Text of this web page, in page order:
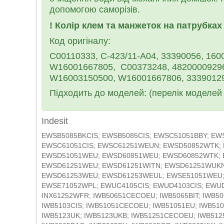
допомогою саморізів.
! Колір клем та манжеток на
Код оригіналу:
C00110333, C-423/11-A04, 33390056,
W16001667805, C00373248,
W16003150500, W16001667806,
Підходить до моделей: (перелік
Indesit
EWSB5085BKCIS; EWSB5085CIS; EWSC51051BBY; EWSC51051BCIS; EWSC51051BKCIS; EWSC51051WEUN; EWSC61051CIS; EWSC61251WEUN; EWSD50852WTK; EWSD51031BKCIS; EWSD51031BY; EWSD51031CIS; EWSD51051WEU; EWSD60851WEU; EWSD60852WTK; EWSD61031CIS; EWSD61051WEU; EWSD61053WPL; EWSD61251WEU; EWSD61251WITN; EWSD61251WUKN; EWSD61252WEU; EWSD61252WUK; EWSD61252WUKR; EWSD61253WEU; EWSD61253WEUL; EWSE51051WEU; EWSE61051BCIS; EWSE61251WDEN; EWSE61251WEU; EWSE71052WPL; EWUC4105CIS; EWUD4103CIS; EWUD41051WEUN; EWUD41251WEUN; EWUD41251WPLN; I52KW; INX61252WFR; IWB50651CECOEU; IWB5065BIT; IWB5065EU; IWB5083CIS; IWB50852CECOTK; IWB5085TK2EV; IWB5103CIS; IWB51051CECOEU; IWB51051EU; IWB5105EU; IWB5105TK2EV; IWB5113UK; IWB51231ECOUK; IWB5123UK; IWB5123UKB; IWB51251CECOEU; IWB51251CECOEUC; IWB5125EU; IWB51431ECOEU; IWB6063EU; IWB6065BAG; IWB6065EU; IWB6065GR; IWB6065KW; IWB60830EU; IWB6085BAUS; IWB6085CIS; IWB6095BAG; IWB6103EU; IWB61051CECOEU; IWB61051ZA; IWB6105CIS; IWB6113ECOUK; IWB6113UK; IWB6123EU; IWB6123NL; IWB6123UK; IWB6143EU; IWB6143NL; IWB61451CECOEU; IWB6163NL; IWB61651EU; IWB6165EU; IWB70852CECOHK; IWB71052CECOTK; IWB71250UK; IWB71250UKT; IWB71251ECOUK; IWB71251ECOUKT; IWC5083CIS; IWC50851CECOEX; IWC5085BIT; IWC5085EU; IWC5103CIS; IWC5105BIT; IWC5105ECOEE; IWC5105EU; IWC5105FR; IWC51251CECOEU; IWC5125EU; IWC5125FR; IWC5125FRC; IWC51451EU; IWC5145EU; IWC6083EU; IWC60851CECOEU; IWC60851CECOIT; IWC60851ECOEU; IWC6085BCIS; IWC6085BIND; IWC6085BIT; IWC6085SEU; IWC60861ECOIT; IWC6086ECOIT; IWC6093EU; IWC6095EX60HZ; IWC6103EU; IWC61050TK; IWC61051CECOEU; IWC61051CECOEX; IWC61051CECOIT; IWC61051ECOEU; IWC61051ECOPL; IWC61051EU; IWC61051EUM; IWC61051EUM; IWC61051FR; IWC61052CECOIT; IWC61052CECOTK; IWC61052CFR; IWC6105BCIS; IWC6105BIT; IWC6105CIS; IWC6105DE; IWC6105EU; IWC6105EUC; IWC6105EUT; IWC6105FR; IWC6105PL; IWC6105SEU; IWC6105TK2EV; IWC6105UK; IWC61061ECOIT; IWC6106ECOIT; IWC6123EU; IWC61251CECOEU; IWC61251ECOEU; IWC61251FR; IWC61251SECOUK; IWC61251SLFR; IWC61251SLFRC; IWC61252CFR; IWC61252SCFR; IWC61252SLCFR; IWC61252SLCFRM; IWC6125BIT; IWC6125DE; IWC6125EU; IWC6125FR; IWC6125SFR; IWC6125SUK; IWC6125UK; IWC61281ECODE; IWC61281ECOEU; IWC6133UK; IWC6143EU; IWC61451ECOUK; IWC61451SECOUK; IWC6145DE; IWC6145SUK; IWC6145UK; IWC61481ECODE; IWC6153UK; IWC61651ECOUK; IWC61651SECOUK; IWC6165DE; IWC6165EU; IWC6165SUK; IWC6165UK; IWC6165UKC; IWC7085EU; IWC7089ECOIT; IWC71051BCIS; IWC71051CECOEU; IWC71051CECOEX; IWC71051CECOTK; IWC71051CFR; IWC71051CFRT; IWC71051EU; IWC71051ZA; IWC71052CECOIT; IWC71052CECOTK; IWC71052CFR; IWC7105BEU; IWC7105BEUC; IWC7105CECOKSA; IWC7105ECOEE; IWC7105EU; IWC7105EX60HZ; IWC7105FR; IWC7105KW; IWC7105SCECOKSA; IWC7105SEX60HZ; IWC71081ECOEU; IWC71082CECOIT; IWC71083CECOTK; IWC7108ECOTK; IWC7108TK; IWC7115EU; IWC7123EU; IWSD50851BY; IWSD50852CECOTK; IWSD5085CIS; IWSD5085CISC; IWSD51051CECOEU; IWSD51051CECOPL; IWSD51051CECOPLL; IWSD51051CIS; IWSD51051UA; IWSD5105CIS; IWSD5105UZ; IWSD5108CIS; IWSD5108ECOEE; IWSD51151BECOUK; IWSD51251CECOEU; IWSD51251CECOPL; IWSD51251ECOUK; IWSD51252CECOPL; IWSD51252CECOPLL; IWSD5125EU; IWSD5125PL; IWSD5125SLCISL; IWSD60851CECOEU; IWSD60852CECOEU; IWSD60852CECOTK; IWSD6085CIS; IWSD61051BUA; IWSD61051CECOEU; IWSD61051CECOPL; IWSD61051UA; IWSD61052CECOPL; IWSD61052CECOPLL; IWSD61053BCECOPL; IWSD6105BCISL; IWSD6105CIS; IWSD6105CISL; IWSD6105ECOEUL; IWSD61081CECOEU; IWSD61251CECOEU; IWSD61251CECOEUM; IWSD61251ECOUK; IWSD61251KECOUK; IWSD61252CECOEU; IWSD61281CECOEU; IWSD71051BUA; IWSD71051CECOEU; IWSD71051CIS; IWSD71051UA; IWSD7105BCIS; IWSD71252CECOEU; IWSE4125EU; IWSE5085BEU; IWSE5085BPL; IWSE51050BECOPL; IWSE51051BCECOEU; IWSE51051BCECOPL; IWSE51051CECOEU; IWSE51051UA; IWSE5105BEU; IWSE5105BPL; IWSE5105CIS; IWSE5108BEE; IWSE5108BEU; IWSE5108EE; IWSE51250BECOPL; IWSE51251BCECOPL; IWSE51251CECOEU; IWSE51251CECOPL; IWSE51252CECOEU; IWSE5125BEU; IWSE5125BPL; IWSE5125CIS; IWSE5128ECOEE; IWSE61051BCECOPL; IWSE61051CECOEU; IWSE61051CECOEX; IWSE61051CECOGCC; IWSE61053BCECOPL; IWSE61053BCECOPLL; IWSE6105BCISL; IWSE6105CIS; IWSE6105CISL; IWSE6105UZ; IWSE6108BCISL; IWSE6108ECOEE; IWSE61251CECOEU; IWSE61253CECOEU; IWSE61253CECOEUM; IWSE6125BCISL; IWSE6125CIS; IWSE61281CECOEU; IWSE6128BCISL; IWSE6128ECOEE; IWSE71051CIS; IWSE71251CIS; IWSNC51051CECOEU; IWSNC51051X9EU; IWSNC51051X9EUM; IWSND51051CECOEU; IWSND51051CECOEUL; IWSND51051X9CZ; IWC61051EUM; IWC61051FR; IWC61052CECOIT; IWC61052CECOTK; IWC61052CFR; IWC6105BCIS; IWC6105BIT; IWC6105CIS; IWC6105DE; IWC6105EU; IWC6105EUC; IWC6105EUT; IWC6105FR; IWC6105PL; IWC6105SEU; IWC6105TK2EV; IWC6105UK; IWC61061ECOIT; IWC6106ECOIT; IWC6123EU; IWC61251CECOEU; IWC61251ECOEU; IWC61251FR; IWC61251SECOUK; IWC61251SLFR; IWC61251SLFRC; IWC61252CFR; IWC61252SCFR; IWC61252SLCFR; IWC61252SLCFRM; IWC6125BIT; IWC6125DE; IWC6125EU; IWC6125FR; IWC6125SFR; IWC6125SUK; IWC6125UK; IWC61281ECODE; IWC61281ECOEU; IWC6133UK; IWC6143EU; IWC61451ECOUK; IWC61451SECOUK; IWC6145DE;